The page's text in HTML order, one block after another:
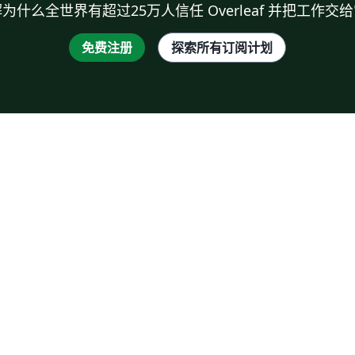
什么全世界有超过25万人信任 Overleaf 并把工作交
免费注册 探索所有订阅计划